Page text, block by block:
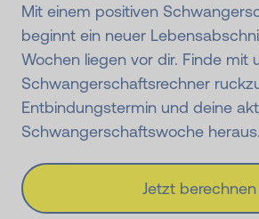
Mit einem positiven
beginnt ein neuer
Wochen liegen vor dir. Finde mit
Schwangerschaftsrechner
Entbindungstermin und deine
Schwangerschaftswoche heraus.
Jetzt berechnen